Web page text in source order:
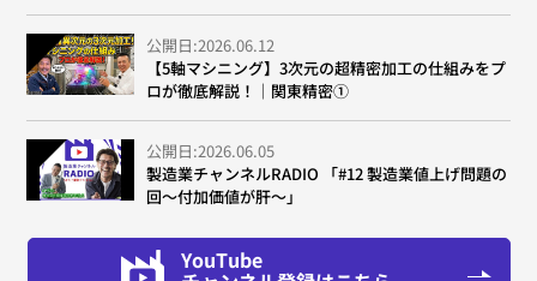
公開日:2026.06.12
【5軸マシニング】3次元の超精密加工の仕組みをプ
ロが徹底解説！｜関東精密①
公開日:2026.06.05
製造業チャンネルRADIO 「#12 製造業値上げ問題の
回～付加価値が肝～」
YouTube